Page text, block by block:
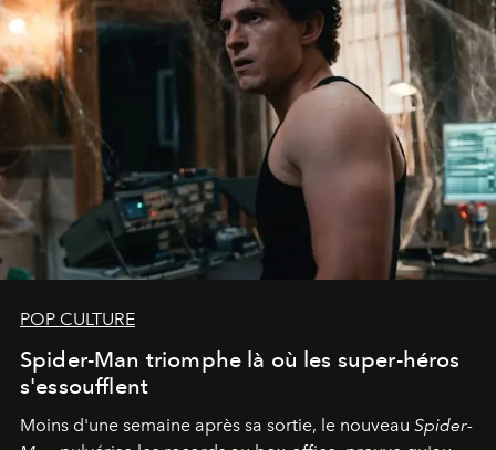
POP CULTURE
Spider-Man triomphe là où les super-héros
s'essoufflent
Moins d'une semaine après sa sortie, le nouveau Spider-